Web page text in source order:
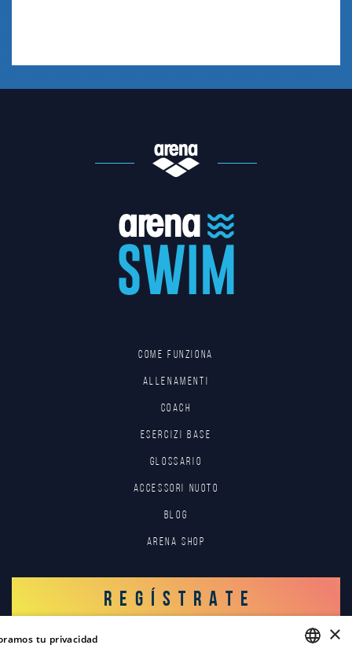
Come funziona
Allenamenti
Coach
Esercizi base
Glossario
Accessori nuoto
Blog
Arena Shop
REGÍSTRATE
×
tu privacidad